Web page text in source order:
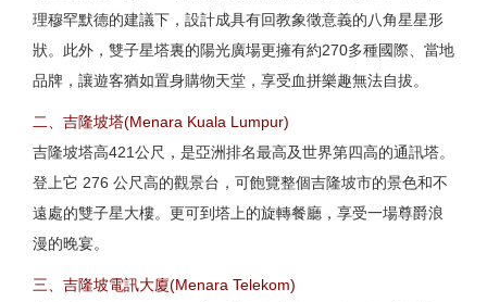
理穆罕默德的建議下，設計成具有回教象徵意義的八角星星形
狀。此外，雙子星塔裏的陽光廣場更擁有約270多種國際、當地
品牌，讓遊客猶如置身購物天堂，享受血拼樂趣無法自拔。
二、吉隆坡塔(Menara Kuala Lumpur)
吉隆坡塔高421公尺，是亞洲排名最高及世界第四高的通訊塔。
登上它 276 公尺高的觀景台，可飽覽整個吉隆坡市的景色和不
遠處的雙子星大樓。更可到塔上的旋轉餐廳，享受一場尊爵浪
漫的晚宴。
三、吉隆坡電訊大廈(Menara Telekom)